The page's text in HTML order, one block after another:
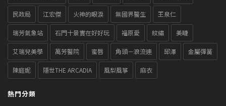
民政局 江宏傑 火神的眼淚 無國界醫生 王泉仁
瑞芳氣象站 石門十景實在好好玩 福原愛 紋繡 美睫
艾瑞兒美學 萬芳醫院 蜜唇 角頭－浪流連 邱澤 金屬彈簧
陳庭妮 隱世THE ARCADIA 風梨風箏 麻衣
熱門分類